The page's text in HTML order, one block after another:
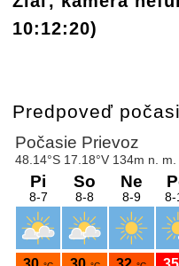
10:12:20)
Predpoveď